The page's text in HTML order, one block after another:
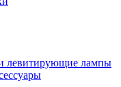
левитирующие лампы